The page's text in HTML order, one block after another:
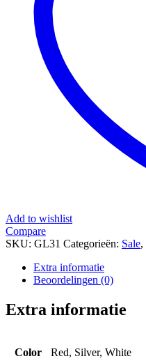
Add to wishlist
Compare
SKU: GL31 Categorieën: Sale,
Extra informatie
Beoordelingen (0)
Extra informatie
Color Red, Silver, White